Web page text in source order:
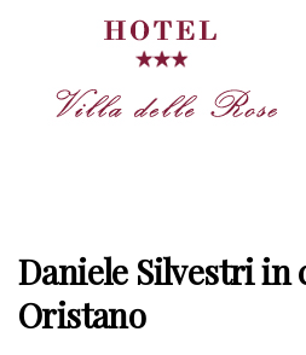
Daniele Silvestri in
Oristano